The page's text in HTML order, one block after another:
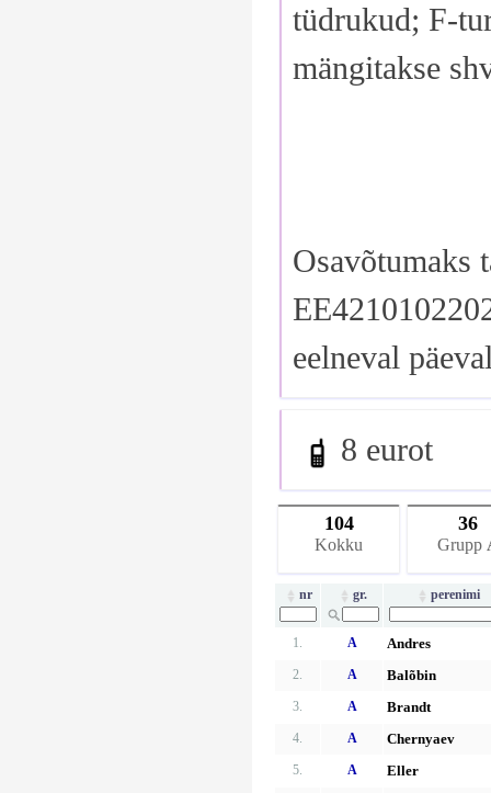
tüdrukud; F-
mängitakse
Osavõtumaks
eelneval
8 eurot
104
Kokku
36
Grupp
nr gr. perenimi
1. A Andres
2. A Balõbin
3. A Brandt
4. A Chernyaev
5. A Eller